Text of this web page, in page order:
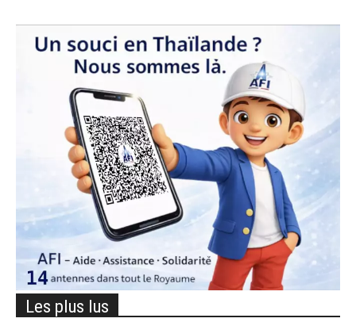
Les plus lus